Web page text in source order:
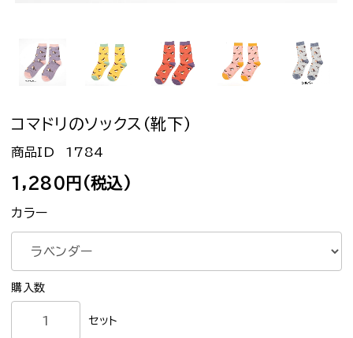
コマドリのソックス（靴下）
1784
1,280円(税込)
カラー
セット